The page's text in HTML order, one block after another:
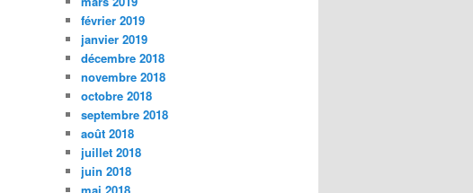
février 2019
janvier 2019
décembre 2018
novembre 2018
octobre 2018
septembre 2018
août 2018
juillet 2018
juin 2018